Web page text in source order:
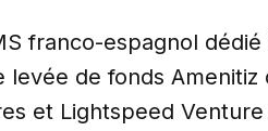
franco-espagnol
levée de fonds
et Lightspeed